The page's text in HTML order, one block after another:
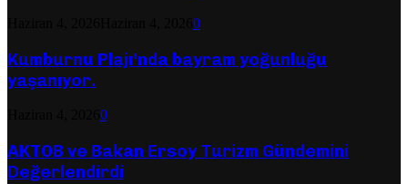
0
Kumburnu Plajı’nda bayram yoğunluğu
yaşanıyor.
0
AKTOB ve Bakan Ersoy Turizm Gündemini
Değerlendirdi